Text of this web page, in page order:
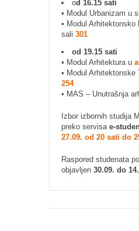
od 16.15 sati
• Modul Urbanizam u
• Modul
sali 301
od 19.15 sati
• Modul Arhitektura u
• Modul Arhitektonske
254
• MAS – Unutrašnja
Izbor izbornih studija
preko servisa e-
27.09. od 20 sati do
Raspored studenata
objavljen 30.09. do